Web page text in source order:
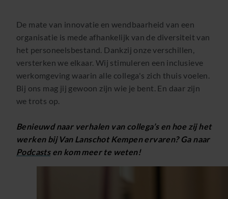
De mate van innovatie en wendbaarheid van een
organisatie is mede afhankelijk van de diversiteit van
het personeelsbestand. Dankzij onze verschillen,
versterken we elkaar. Wij stimuleren een inclusieve
werkomgeving waarin alle collega's zich thuis voelen.
Bij ons mag jij gewoon zijn wie je bent. En daar zijn
we trots op.
Benieuwd naar verhalen van collega’s en hoe zij het
werken bij Van Lanschot Kempen ervaren? Ga naar
Podcastsen kom meer te weten!